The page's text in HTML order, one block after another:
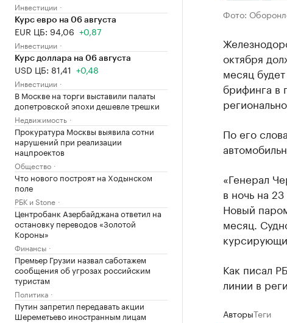
Инвестиции
Курс евро на 06 августа
EUR ЦБ: 94,06 +0,87
Инвестиции
Курс доллара на 06 августа
USD ЦБ: 81,41 +0,48
Инвестиции
В Москве на торги выставили палаты
допетровской эпохи дешевле трешки
Недвижимость
Прокуратура Москвы выявила сотни
нарушений при реализации
нацпроектов
Общество
Что нового построят на Ходынском
поле
РБК и Stone
Центробанк Азербайджана ответил на
остановку переводов «Золотой
Короны»
Финансы
Премьер Грузии назвал саботажем
сообщения об угрозах российским
туристам
Политика
Путин запретил передавать акции
Шереметьево иностранным лицам
Фото:
октября
месяц
брифинга в
По его
«Генерал
в ночь на
Новый
месяц.
Как писал
линии в
АвторыТеги